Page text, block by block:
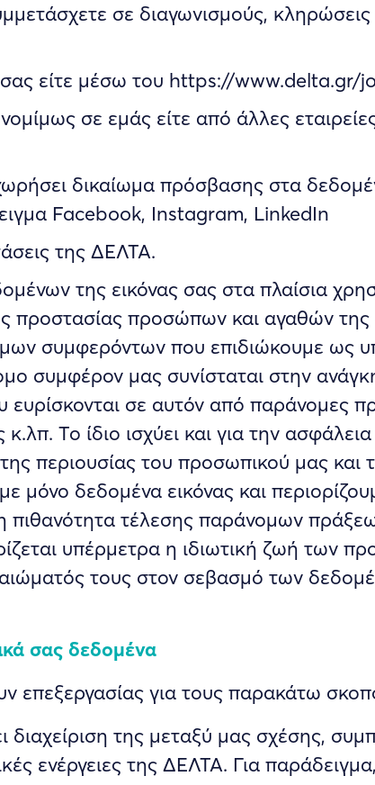
σε διαγωνισμούς, κληρώσεις
σας είτε μέσω του https://www.delta.gr/
σε εμάς είτε από άλλες
δικαίωμα πρόσβασης στα
Facebook, Instagram, LinkedIn
της ΔΕΛΤΑ.
της εικόνας σας στα πλαίσια
προστασίας προσώπων και αγαθών
συμφερόντων που επιδιώκουμε ως
συμφέρον μας συνίσταται στην
σε αυτόν από παράνομες
Το ίδιο ισχύει και για την
περιουσίας του προσωπικού μας και
μόνο δεδομένα εικόνας και
πιθανότητα τέλεσης παράνομων
υπέρμετρα η ιδιωτική ζωή των
τους στον σεβασμό των
σας δεδομένα
επεξεργασίας για τους παρακάτω
διαχείριση της μεταξύ μας σχέσης,
ενέργειες της ΔΕΛΤΑ. Για